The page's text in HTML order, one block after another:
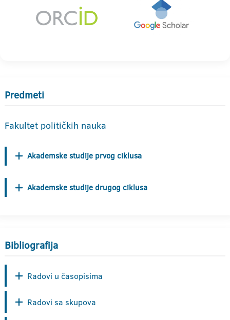
Predmeti
Fakultet političkih nauka
Akademske studije prvog ciklusa
Akademske studije drugog ciklusa
Bibliografija
Radovi u časopisima
Radovi sa skupova